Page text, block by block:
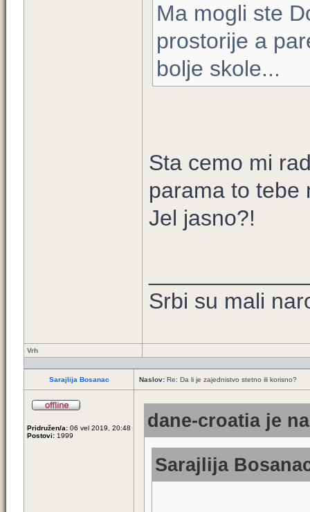
Ma mogli ste
prostorije a
bolje skole...
Sta cemo mi
parama to tebe
Jel jasno?!
Srbi su mali
Vrh
Sarajlija Bosanac Naslov: Re: Da li je zajednistvo stetno ili korisno?
Pridružen/a: 06 vel 2019, 20:48
Postovi: 1999
dane-croatia je
Sarajlija